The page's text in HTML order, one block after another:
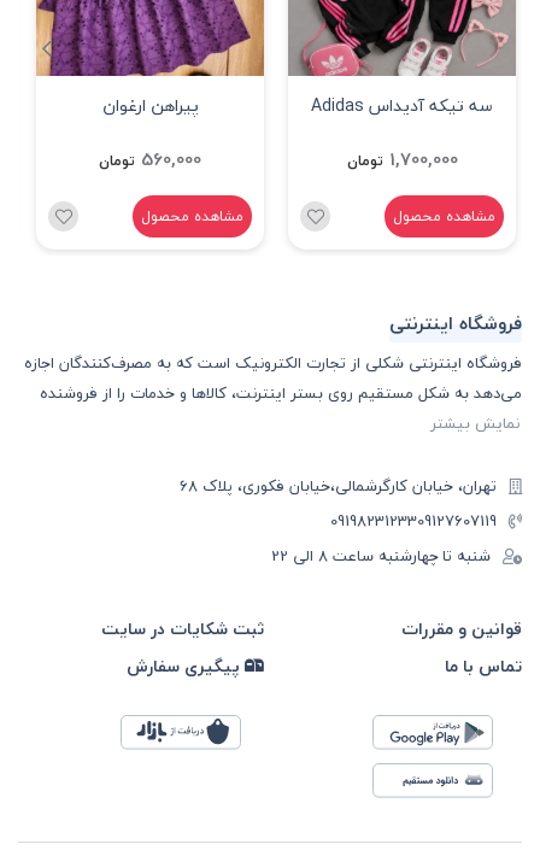
سه تیکه آدیداس Adidas
1,700,000 تومان
مشاهده محصول
پیراهن ارغوان
560,000 تومان
مشاهده محصول
فروشگاه اینترنتی
فروشگاه اینترنتی شکلی از تجارت الکترونیک است که به مصرف‌کنندگان اجازه
می‌دهد به شکل مستقیم روی بستر اینترنت، کالا‌ها و خدمات را از فروشنده
نمایش بیشتر
تهران، خیابان کارگرشمالی،خیابان فکوری، پلاک 68
09127607119
09198231233
شنبه تا چهارشنبه ساعت ۸ الی 22
قوانین و مقررات
ثبت شکایات در سایت
تماس با ما
پیگیری سفارش